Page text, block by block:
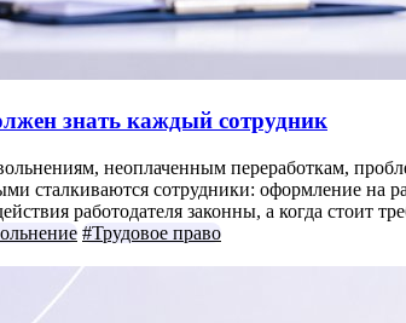
знать каждый сотрудник
неоплаченным переработкам,
сталкиваются сотрудники: оформление на
работодателя законны, а когда стоит
#Трудовое право